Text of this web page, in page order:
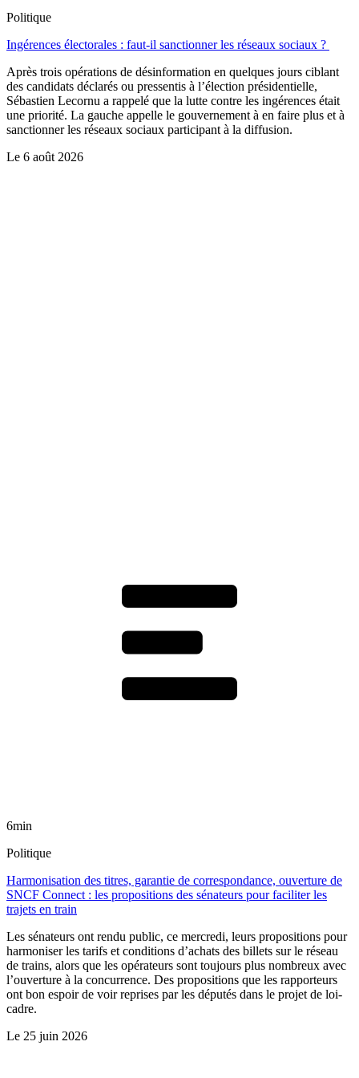
Politique
Ingérences électorales : faut-il sanctionner les réseaux sociaux ?
Après trois opérations de désinformation en quelques jours ciblant
des candidats déclarés ou pressentis à l’élection présidentielle,
Sébastien Lecornu a rappelé que la lutte contre les ingérences était
une priorité. La gauche appelle le gouvernement à en faire plus et à
sanctionner les réseaux sociaux participant à la diffusion.
Le 6 août 2026
6min
Politique
Harmonisation des titres, garantie de correspondance, ouverture de
SNCF Connect : les propositions des sénateurs pour faciliter les
trajets en train
Les sénateurs ont rendu public, ce mercredi, leurs propositions pour
harmoniser les tarifs et conditions d’achats des billets sur le réseau
de trains, alors que les opérateurs sont toujours plus nombreux avec
l’ouverture à la concurrence. Des propositions que les rapporteurs
ont bon espoir de voir reprises par les députés dans le projet de loi-
cadre.
Le 25 juin 2026